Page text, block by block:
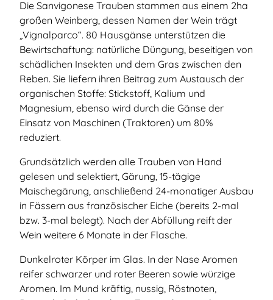
Die Sanvigonese Trauben stammen aus einem 2ha
großen Weinberg, dessen Namen der Wein trägt
„Vignalparco“. 80 Hausgänse unterstützen die
Bewirtschaftung: natürliche Düngung, beseitigen von
schädlichen Insekten und dem Gras zwischen den
Reben. Sie liefern ihren Beitrag zum Austausch der
organischen Stoffe: Stickstoff, Kalium und
Magnesium, ebenso wird durch die Gänse der
Einsatz von Maschinen (Traktoren) um 80%
reduziert.
Grundsätzlich werden alle Trauben von Hand
gelesen und selektiert, Gärung, 15-tägige
Maischegärung, anschließend 24-monatiger Ausbau
in Fässern aus französischer Eiche (bereits 2-mal
bzw. 3-mal belegt). Nach der Abfüllung reift der
Wein weitere 6 Monate in der Flasche.
Dunkelroter Körper im Glas. In der Nase Aromen
reifer schwarzer und roter Beeren sowie würzige
Aromen. Im Mund kräftig, nussig, Röstnoten,